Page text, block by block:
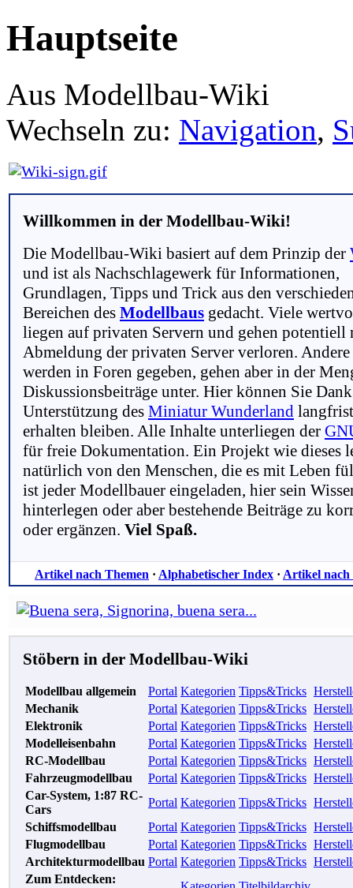
Hauptseite
Aus Modellbau-Wiki
Wechseln zu: Navigation,
Willkommen in der Modellbau-Wiki!
Die Modellbau-Wiki basiert auf dem Prinzip der
und ist als Nachschlagewerk für Informationen,
Grundlagen, Tipps und Trick aus den
Bereichen des Modellbaus gedacht. Viele
liegen auf privaten Servern und gehen potentiell
Abmeldung der privaten Server verloren.
werden in Foren gegeben, gehen aber in der
Diskussionsbeiträge unter. Hier können Sie
Unterstützung des Miniatur Wunderland
erhalten bleiben. Alle Inhalte unterliegen der
für freie Dokumentation. Ein Projekt wie dieses
natürlich von den Menschen, die es mit Leben
ist jeder Modellbauer eingeladen, hier sein
hinterlegen oder aber bestehende Beiträge zu
oder ergänzen. Viel Spaß.
Artikel nach Themen · Alphabetischer Index · Artikel nach
Stöbern in der Modellbau-Wiki
Modellbau allgemein Portal Kategorien Tipps&Tricks
Mechanik
Portal Kategorien Tipps&Tricks
Elektronik
Portal Kategorien Tipps&Tricks
Modelleisenbahn
Portal Kategorien Tipps&Tricks
RC-Modellbau
Portal Kategorien Tipps&Tricks
Fahrzeugmodellbau
Portal Kategorien Tipps&Tricks
Car-System, 1:87 RC-
Cars
Portal Kategorien Tipps&Tricks
Schiffsmodellbau
Portal Kategorien Tipps&Tricks
Flugmodellbau
Portal Kategorien Tipps&Tricks
Architekturmodellbau Portal Kategorien Tipps&Tricks
Zum Entdecken: